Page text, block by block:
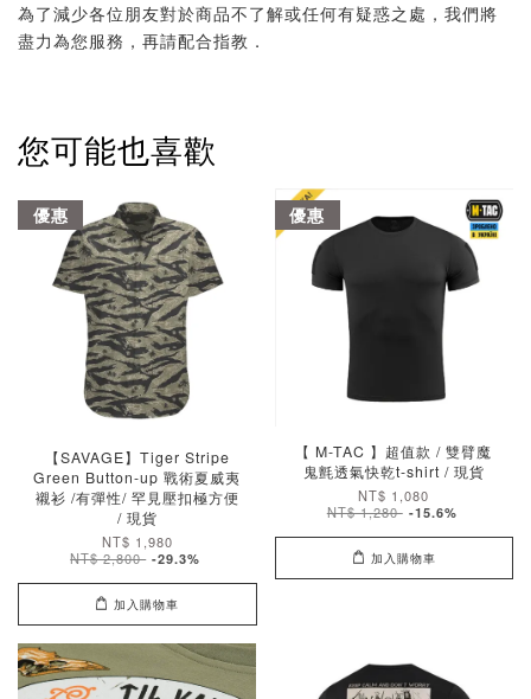
為了減少各位朋友對於商品不了解或任何有疑惑之處，我們將
盡力為您服務，再請配合指教．
您可能也喜歡
優惠
【SAVAGE】Tiger Stripe
Green Button-up 戰術夏威夷
襯衫 /有彈性/ 罕見壓扣極方便
/ 現貨
NT$ 1,980
NT$ 2,800 -29.3%
加入購物車
優惠
【 M-TAC 】超值款 / 雙臂魔
鬼氈透氣快乾t-shirt / 現貨
NT$ 1,080
NT$ 1,280 -15.6%
加入購物車